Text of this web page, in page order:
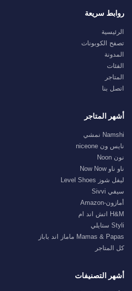
روابط سريعة
الرئيسية
تصفح الكوبونات
المدونة
الفئات
المتاجر
اتصل بنا
أشهر المتاجر
Namshi نمشي
نايس ون niceone
نون Noon
ناو ناو Now Now
ليفل شوز Level Shoes
سيفي Sivvi
أمازون-Amazon
H&M اتش اند ام
Styli ستايلي
Mamas & Papas ماماز اند باباز
كل المتاجر
أشهر التصنيفات